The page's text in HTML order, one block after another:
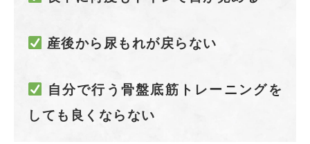
産後から尿もれが戻らない
自分で行う骨盤底筋トレーニングを
しても良くならない